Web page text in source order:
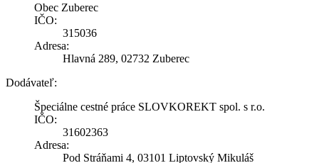
Obec Zuberec
IČO:
315036
Adresa:
Hlavná 289, 02732 Zuberec
Dodávateľ:
Špeciálne cestné práce SLOVKOREKT spol. s r.o.
IČO:
31602363
Adresa:
Pod Stráňami 4, 03101 Liptovský Mikuláš